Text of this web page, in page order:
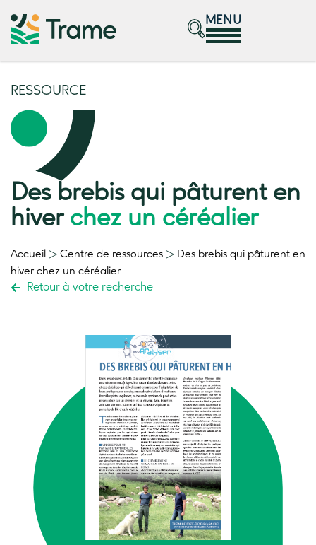
MENU
RESSOURCE
Des brebis qui pâturent en
hiver chez un céréalier
Accueil ▷ Centre de ressources ▷ Des brebis qui pâturent en
hiver chez un céréalier
Retour à votre recherche